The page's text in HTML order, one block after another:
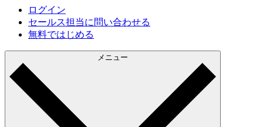
ログイン
セールス担当に問い合わせる
無料ではじめる
メニュー